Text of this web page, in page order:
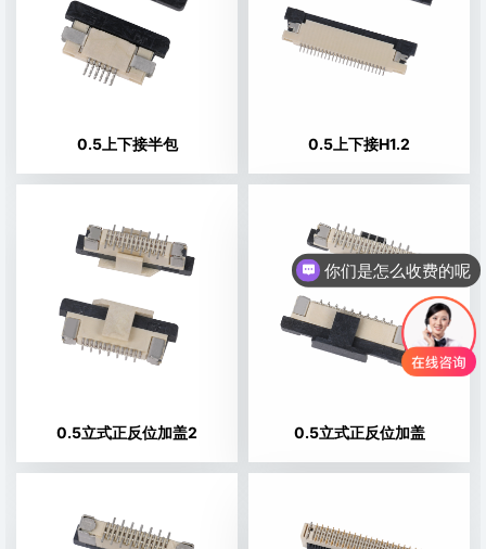
0.5上下接半包 0.5上下接H1.2
0.5立式正反位加盖2 0.5立式正反位加盖
你们是怎么收费的呢